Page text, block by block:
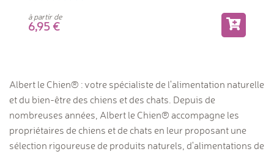
à partir de
6,95
Albert le Chien® : votre spécialiste de l'alimentation naturelle
et du bien-être des chiens et des chats. Depuis de
nombreuses années, Albert le Chien® accompagne les
propriétaires de chiens et de chats en leur proposant une
sélection rigoureuse de produits naturels, d'alimentations de